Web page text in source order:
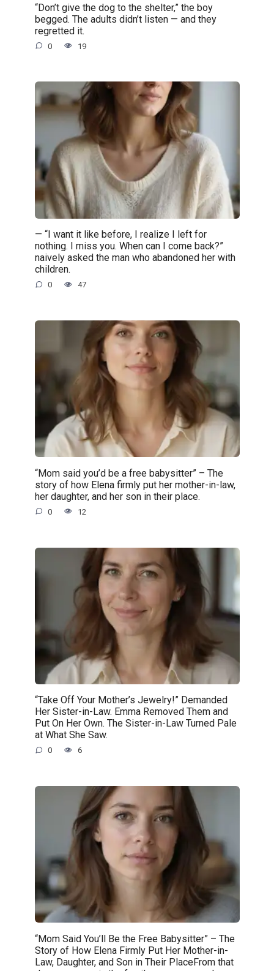
“Don’t give the dog to the shelter,” the boy
begged. The adults didn’t listen — and they
regretted it.
0 19
— “I want it like before, I realize I left for
nothing. I miss you. When can I come back?”
naively asked the man who abandoned her with
children.
0 47
“Mom said you’d be a free babysitter” – The
story of how Elena firmly put her mother-in-law,
her daughter, and her son in their place.
0 12
“Take Off Your Mother’s Jewelry!” Demanded
Her Sister-in-Law. Emma Removed Them and
Put On Her Own. The Sister-in-Law Turned Pale
at What She Saw.
0 6
“Mom Said You’ll Be the Free Babysitter” – The
Story of How Elena Firmly Put Her Mother-in-
Law, Daughter, and Son in Their PlaceFrom that